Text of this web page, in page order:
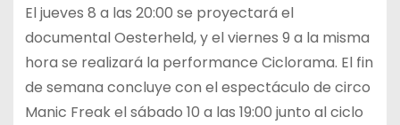
El jueves 8 a las 20:00 se proyectará el
documental Oesterheld, y el viernes 9 a la misma
hora se realizará la performance Ciclorama. El fin
de semana concluye con el espectáculo de circo
Manic Freak el sábado 10 a las 19:00 junto al ciclo